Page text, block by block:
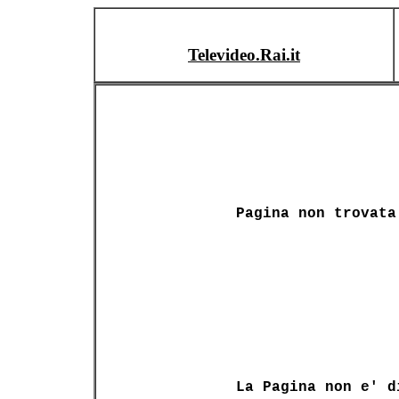
Televideo.Rai.it
Pagina non trovata
La Pagina non e'